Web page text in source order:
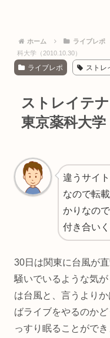
ホーム ライブレポ
科大学（2010.10.30）
ライブレポ ストレ
ストレイテ
東京薬科大学
違うサイ
なので転
かりなの
付き合いく
30日は関東に台風が
騒いでいるような気
は台風と、言うより
ばライブをやるのか
っすり眠ることができ